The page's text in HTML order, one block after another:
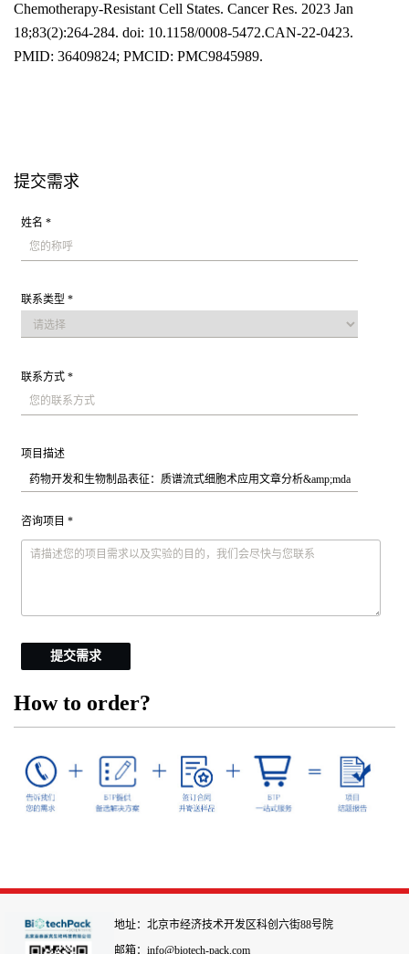
Chemotherapy-Resistant Cell States. Cancer Res. 2023 Jan
18;83(2):264-284. doi: 10.1158/0008-5472.CAN-22-0423.
PMID: 36409824; PMCID: PMC9845989.
提交需求
姓名 *
联系类型 *
联系方式 *
项目描述
咨询项目 *
提交需求
How to order?
地址：北京市经济技术开发区科创六街88号院
邮箱：info@biotech-pack.com